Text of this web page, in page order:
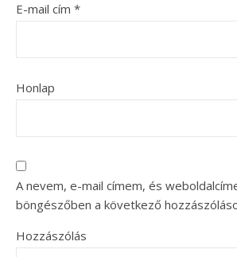
E-mail cím *
Honlap
A nevem, e-mail címem, és
böngészőben a következő
Hozzászólás